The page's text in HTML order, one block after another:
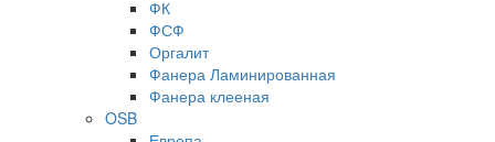
ФК
ФСФ
Оргалит
Фанера Ламинированная
Фанера клееная
OSB